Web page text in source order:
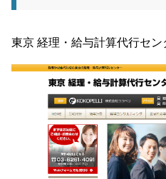
東京 経理・給与計算代行セン